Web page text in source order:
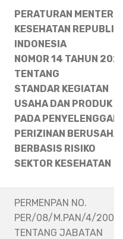
PERATURAN MENTERI
KESEHATAN REPUBLIK
INDONESIA
NOMOR 14 TAHUN
TENTANG
STANDAR KEGIATAN
USAHA DAN PRODUK
PADA
PERIZINAN BERUSAHA
BERBASIS RISIKO
SEKTOR KESEHATAN
PERMENPAN NO.
PER/08/M.PAN/4/2008
TENTANG JABATAN